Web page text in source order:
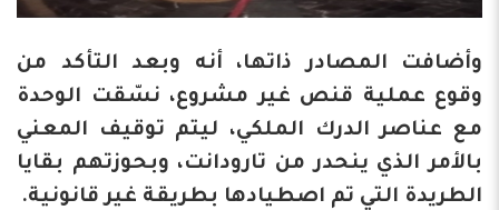
وأضافت المصادر ذاتها، أنه وبعد التأكد من
وقوع عملية قنص غير مشروع، نسّقت الوحدة
مع عناصر الدرك الملكي، ليتم توقيف المعني
بالأمر الذي ينحدر من تارودانت، وبحوزتهم بقايا
الطريدة التي تم اصطيادها بطريقة غير قانونية.